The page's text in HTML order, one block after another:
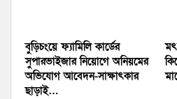
বুড়িচংয়ে ফ্যামিলি কার্ডের
সুপারভাইজার নিয়োগে অনিয়মের
অভিযোগ আবেদন-সাক্ষাৎকার
ছাড়াই…